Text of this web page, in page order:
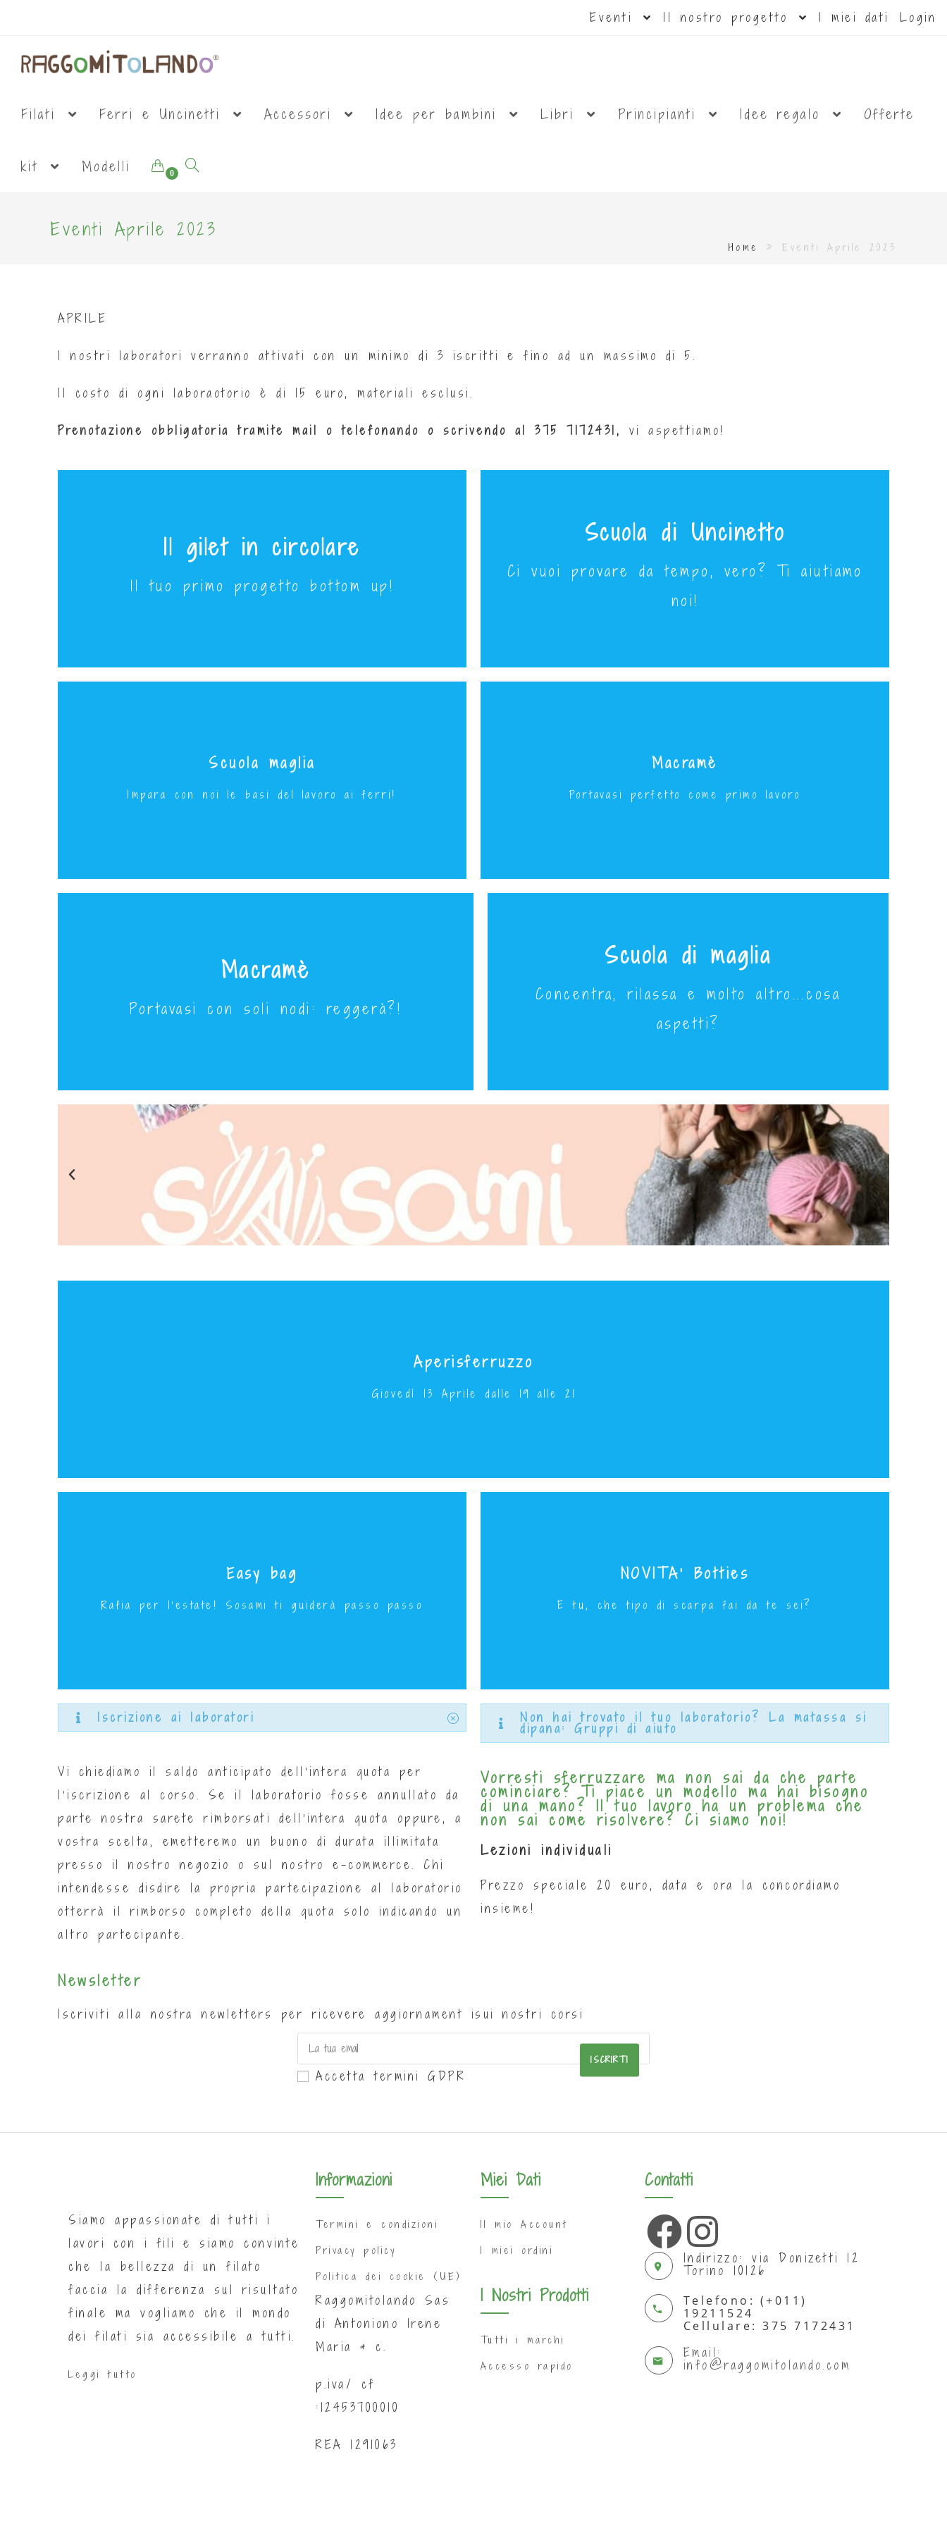
Eventi Il nostro progetto I miei dati Login
Filati Ferri e Uncinetti Accessori Idee per bambini Libri Principianti Idee regalo Offerte
kit Modelli 0
Eventi Aprile 2023
Home » Eventi Aprile 2023
APRILE
I nostri laboratori verranno attivati con un minimo di 3 iscritti e fino ad un massimo di 5.
Il costo di ogni laboraotorio è di 15 euro, materiali esclusi.
Prenotazione obbligatoria tramite mail o telefonando o scrivendo al 375 7172431, vi aspettiamo!
Il gilet in circolare
ll tuo primo progetto bottom up!
Maglia medio
Lunedì 3 Aprile dalle 19 alle 21
Scuola di Uncinetto
Ci vuoi provare da tempo, vero? Ti aiutiamo
noi!
Scuola maglia
Impara con noi le basi del lavoro ai ferri!
Principianti
Mercoledì 5 Aprile dalle 10.30 alle 12.30
Macramè
Portavasi perfetto come primo lavoro
Principianti
Giovedì 20 Aprile dalle 10 alle 12
Macramè
Portavasi con soli nodi: reggerà?!
Principianti
Scuola di maglia
Concentra, rilassa e molto altro...cosa
aspetti?
Aperisferruzzo
Giovedì 13 Aprile dalle 19 alle 21
#crochet #knit
E tu, cosa sai fare con le tue mani?
Easy bag
Rafia per l'estate! Sosami ti guiderà passo passo
Workshop con SOSAMI
Mercoledì 19 Aprile dalle 17 alle 20
NOVITA' Botties
E tu, che tipo di scarpa fai da te sei?
Uncinetto medio
Sabato 15 Aprile dalle 10 alle 12
Iscrizione ai laboratori
Vi chiediamo il saldo anticipato dell’intera quota per
l’iscrizione al corso. Se il laboratorio fosse annullato da
parte nostra sarete rimborsati dell’intera quota oppure, a
vostra scelta, emetteremo un buono di durata illimitata
presso il nostro negozio o sul nostro e-commerce. Chi
intendesse disdire la propria partecipazione al laboratorio
otterrà il rimborso completo della quota solo indicando un
altro partecipante.
Non hai trovato il tuo laboratorio? La matassa si
dipana: Gruppi di aiuto
Vorresti sferruzzare ma non sai da che parte
cominciare? Ti piace un modello ma hai bisogno
di una mano? Il tuo lavoro ha un problema che
non sai come risolvere? Ci siamo noi!
Lezioni individuali
Prezzo speciale 20 euro, data e ora la concordiamo
insieme!
Newsletter
Iscriviti alla nostra newletters per ricevere aggiornament isui nostri corsi
ISCRIRTI
Accetta termini GDPR
Siamo appassionate di tutti i
lavori con i fili e siamo convinte
che la bellezza di un filato
faccia la differenza sul risultato
finale ma vogliamo che il mondo
dei filati sia accessibile a tutti.
Leggi tutto
Informazioni
Termini e condizioni
Privacy policy
Politica dei cookie (UE)
Raggomitolando Sas
di Antoniono Irene
Maria & c.
p.iva/ cf
:12453700010
REA 1291063
Miei Dati
Il mio Account
I miei ordini
I Nostri Prodotti
Tutti i marchi
Accesso rapido
Contatti
Indirizzo: via Donizetti 12
Torino 10126
Telefono: (+011)
19211524
Cellulare: 375 7172431
Email:
info@raggomitolando.com